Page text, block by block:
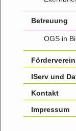
Betreuung
OGS in
Förderverein
IServ und
Kontakt
Impressum